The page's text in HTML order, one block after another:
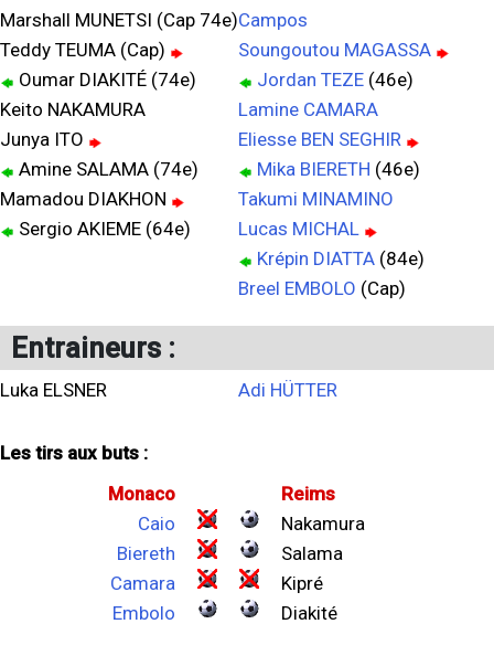
Marshall MUNETSI (Cap 74e)
Teddy TEUMA (Cap)
Oumar DIAKITÉ (74e)
Keito NAKAMURA
Junya ITO
Amine SALAMA (74e)
Mamadou DIAKHON
Sergio AKIEME (64e)
Campos
Soungoutou MAGASSA
Jordan TEZE (46e)
Lamine CAMARA
Eliesse BEN SEGHIR
Mika BIERETH (46e)
Takumi MINAMINO
Lucas MICHAL
Krépin DIATTA (84e)
Breel EMBOLO (Cap)
Entraineurs :
Luka ELSNER Adi HÜTTER
Les tirs aux buts :
Monaco
Reims
Caio
Nakamura
Biereth
Salama
Camara
Kipré
Embolo
Diakité